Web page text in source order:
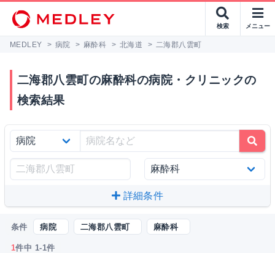
検索 メニュー
MEDLEY > 病院 > 麻酔科 > 北海道 > 二海郡八雲町
二海郡八雲町の麻酔科の病院・クリニックの
検索結果
詳細条件
条件 病院 二海郡八雲町 麻酔科
1件中 1-1件